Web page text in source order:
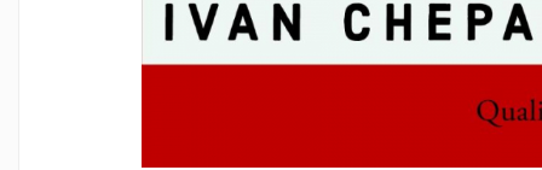
Piese Din Plastic